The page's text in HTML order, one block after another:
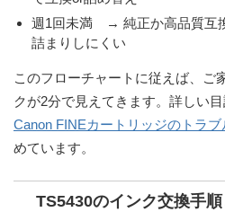
週1回未満 → 純正か高品質互
詰まりしにくい
このフローチャートに従えば、ご
クが2分で見えてきます。詳しい
Canon FINEカートリッジのトラブ
めています。
TS5430のインク交換手